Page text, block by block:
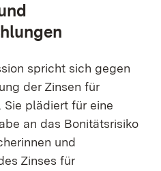
spricht sich gegen
der Zinsen für
Sie plädiert für eine
an das Bonitätsrisiko
und
Zinses für